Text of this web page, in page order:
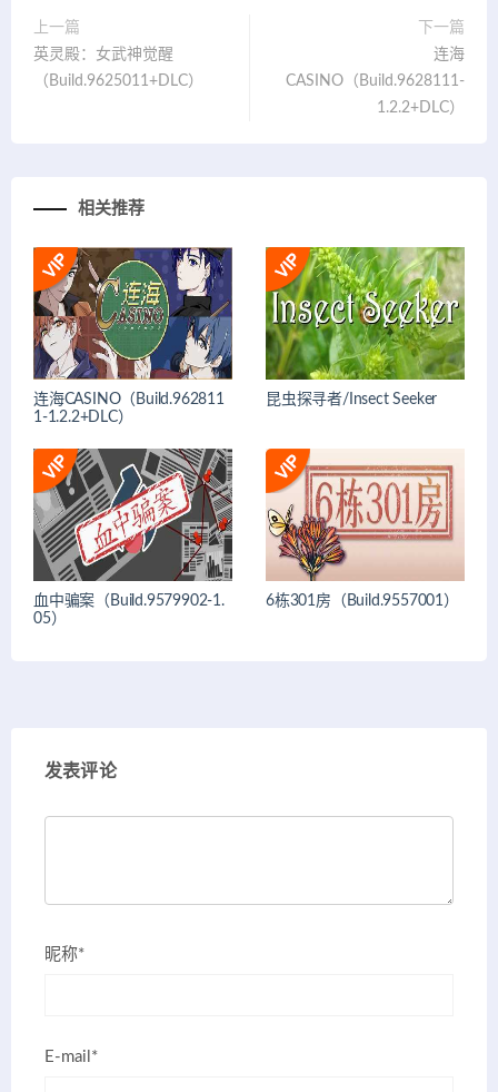
上一篇
英灵殿：女武神觉醒
（Build.9625011+DLC）
下一篇
连海
CASINO（Build.9628111-
1.2.2+DLC）
相关推荐
连海CASINO（Build.962811
1-1.2.2+DLC）
昆虫探寻者/Insect Seeker
血中骗案（Build.9579902-1.
05）
6栋301房（Build.9557001）
发表评论
昵称*
E-mail*